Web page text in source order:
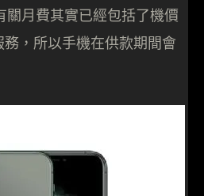
關月費其實已經包括了機價
，所以手機在供款期間會